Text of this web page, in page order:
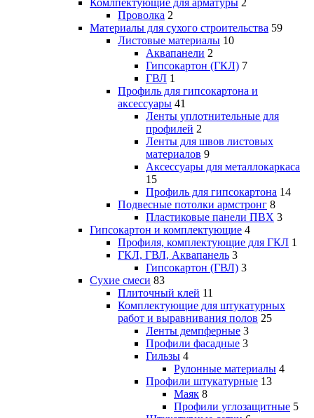
Проволка 2
Материалы для сухого строительства 59
Листовые материалы 10
Аквапанели 2
Гипсокартон (ГКЛ) 7
ГВЛ 1
Профиль для гипсокартона и
аксессуары 41
Ленты уплотнительные для
профилей 2
Ленты для швов листовых
материалов 9
Аксессуары для металлокаркаса
15
Профиль для гипсокартона 14
Подвесные потолки армстронг 8
Пластиковые панели ПВХ 3
Гипсокартон и комплектующие 4
Профиля, комплектующие для ГКЛ 1
ГКЛ, ГВЛ, Аквапанель 3
Гипсокартон (ГВЛ) 3
Сухие смеси 83
Плиточный клей 11
Комплектующие для штукатурных
работ и выравнивания полов 25
Ленты демпферные 3
Профили фасадные 3
Гильзы 4
Рулонные материалы 4
Профили штукатурные 13
Маяк 8
Профили углозащитные 5